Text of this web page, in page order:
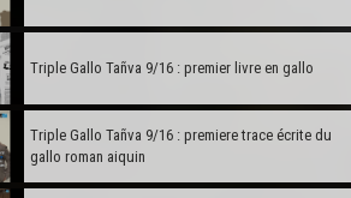
Triple Gallo Tañva 9/16 : premier livre en gallo
Triple Gallo Tañva 9/16 : premiere trace écrite du
gallo roman aiquin